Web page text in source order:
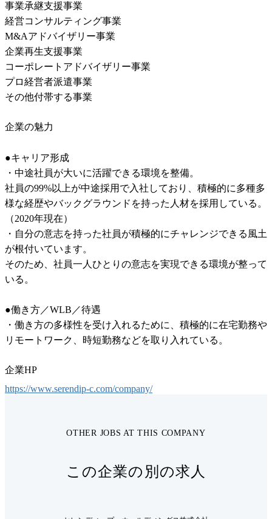
事業承継支援事業
経営コンサルティング事業
M&Aアドバイザリー事業
企業再生支援事業
コーポレートアドバイザリー事業
プロ経営者派遣事業
その他付帯する事業
企業の魅力
●キャリア形成
・中途社員が大いに活躍できる環境を整備。
社員の99%以上が中途採用で入社しており、積極的に多種多
様な経歴やバックグラウンドを持った人材を採用している。
（2020年現在）
・自分の意志を持った社員が積極的にチャレンジできる風土
が根付いています。
そのため、社員一人ひとりの意志を実現できる環境が整って
いる。
●働き方／WLB／待遇
・働き方の多様性を受け入れるために、積極的に在宅勤務や
リモートワーク、時短勤務などを取り入れている。
企業HP
https://www.serendip-c.com/company/
OTHER JOBS AT THIS COMPANY
この企業の別の求人